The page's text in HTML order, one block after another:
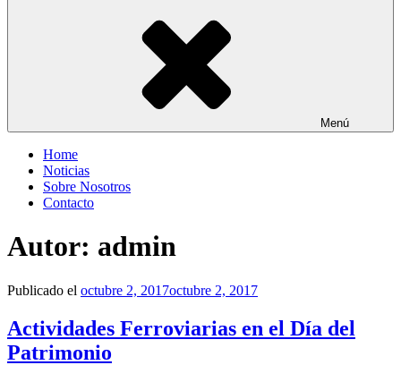
Menú
Home
Noticias
Sobre Nosotros
Contacto
Autor: admin
Publicado el octubre 2, 2017octubre 2, 2017
Actividades Ferroviarias en el Día del
Patrimonio